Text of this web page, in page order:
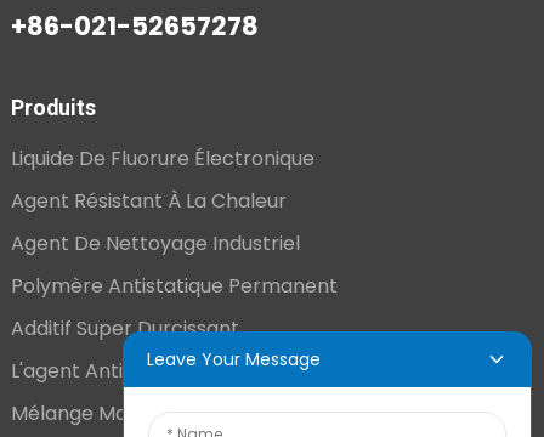
+86-021-52657278
Produits
Liquide De Fluorure Électronique
Agent Résistant À La Chaleur
Agent De Nettoyage Industriel
Polymère Antistatique Permanent
Additif Super Durcissant
L'agent Antistatique Longue Durée
Mélange Maître VCI
Leave Your Message